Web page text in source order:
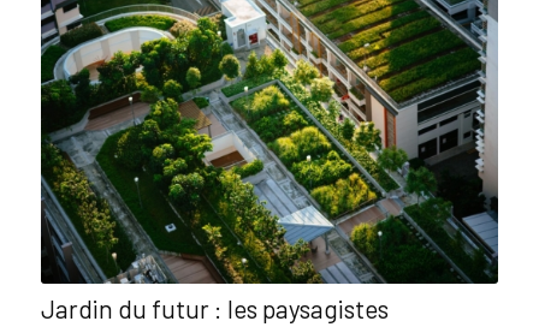
Jardin du futur : les paysagistes